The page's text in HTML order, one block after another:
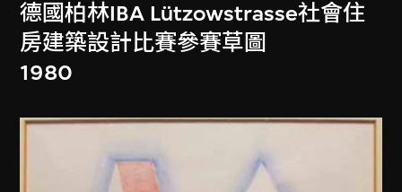
德國柏林IBA Lützowstrasse社會住
房建築設計比賽參賽草圖
1980